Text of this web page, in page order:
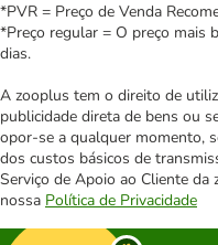
*PVR = Preço de Venda
*Preço regular = O preço mais
dias.
A zooplus tem o direito de
publicidade direta de bens ou
opor-se a qualquer momento,
dos custos básicos de
Serviço de Apoio ao Cliente
nossa Política de Privacidade